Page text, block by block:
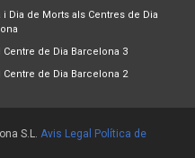
Dia de Morts als Centres de Dia
de Dia Barcelona 3
Centre de Dia Barcelona 2
S.L. Avis Legal
Política de